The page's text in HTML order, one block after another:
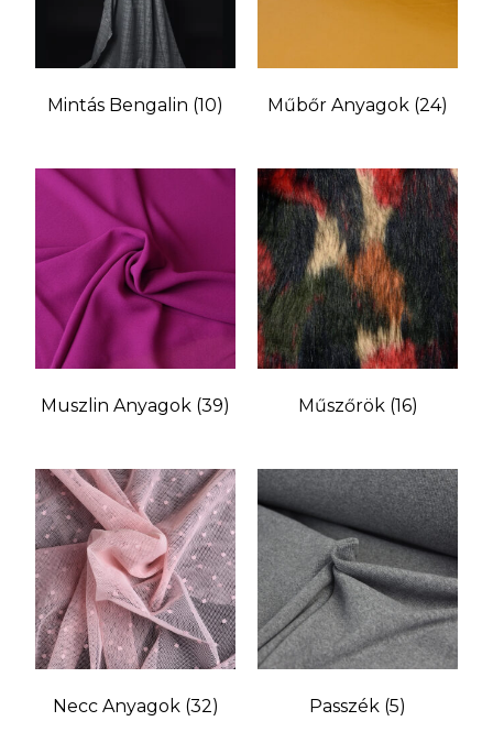
Mintás Bengalin (10) Műbőr Anyagok (24)
Muszlin Anyagok (39) Műszőrök (16)
Necc Anyagok (32) Passzék (5)